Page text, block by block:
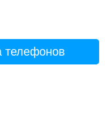
телефонов